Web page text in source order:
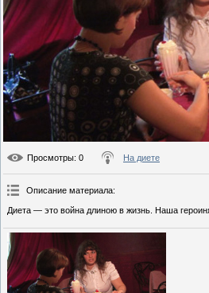
Просмотры: 0 На диете
Описание материала:
Диета — это война длиною в жизнь. Наша